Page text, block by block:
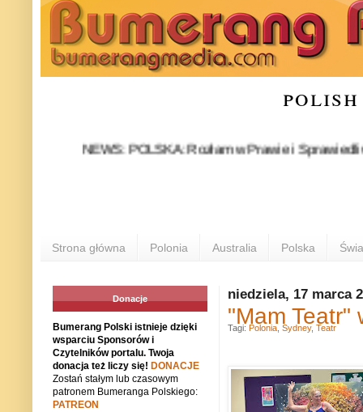
NEWS: POLSKA: Rozłam w Prawie i
Strona główna Polonia Australia Polska
niedziela, 17 marca
"Mam Teatr"
Tagi: Polonia Sydney, Teatr
Donacje
Bumerang Polski istnieje dzięki
wsparciu Sponsorów i
Czytelników portalu. Twoja
donacja też liczy się! DONACJE
Zostań stałym lub czasowym
patronem Bumeranga Polskiego:
PATREON